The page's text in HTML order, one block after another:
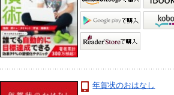
年賀状のおはなし